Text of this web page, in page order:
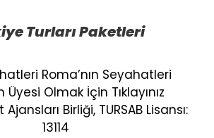
Turları Paketleri
Roma’nın Seyahatleri
Üyesi Olmak İçin Tıklayınız
Birliği, TURSAB Lisansı:
13114